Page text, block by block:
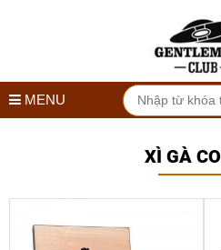
MENU
XÌ GÀ